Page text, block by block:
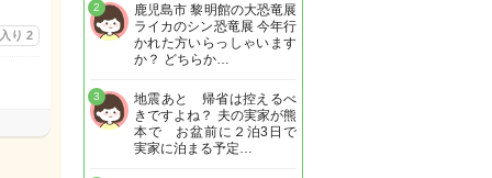
り 2
鹿児島市 黎明館の大恐竜展
ライカのシン恐竜展 今年行
かれた方いらっしゃいます
か？ どちらか…
2
地震あと 帰省は控えるべ
きですよね？ 夫の実家が熊
本で お盆前に２泊3日で
実家に泊まる予定…
3